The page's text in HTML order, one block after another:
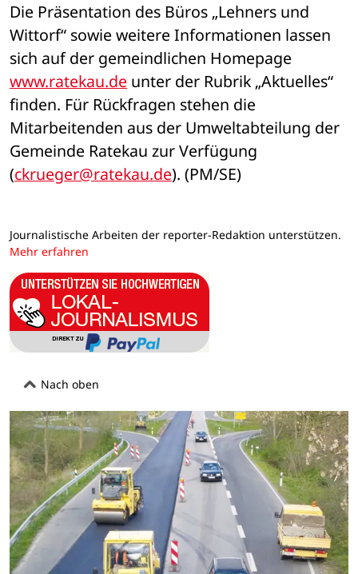
Die Präsentation des Büros „Lehners und
Wittorf“ sowie weitere Informationen lassen
www.ratekau.de unter der Rubrik „Aktuelles“
finden. Für Rückfragen stehen die
Mitarbeitenden aus der Umweltabteilung der
Gemeinde Ratekau zur Verfügung
(ckrueger@ratekau.de). (PM/SE)
Journalistische Arbeiten der reporter-Redaktion unterstützen.
Mehr erfahren
Nach oben